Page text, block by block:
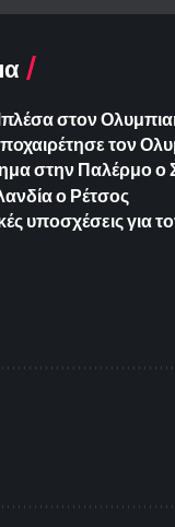
στον
τον
στην Παλέρμο ο
ο Ρέτσος
υποσχέσεις για